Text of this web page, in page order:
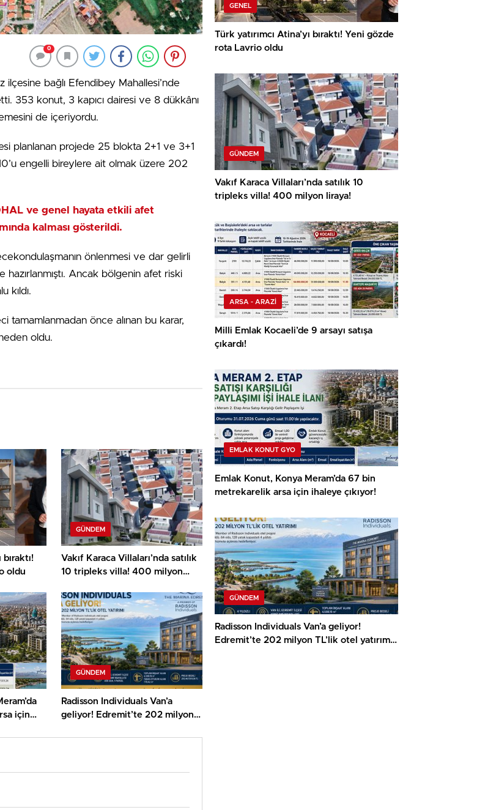
0
ilçesine bağlı Efendibey Mahallesi’nde
353 konut, 3 kapıcı dairesi ve 8 dükkânı
de içeriyordu.
planlanan projede 25 blokta 2+1 ve 3+1
engelli bireylere ait olmak üzere 202
ve genel hayata etkili afet
kalması gösterildi.
önlenmesi ve dar gelirli
Ancak bölgenin afet riski
kıldı.
tamamlanmadan önce alınan bu karar,
oldu.
bıraktı!
oldu
GÜNDEM
Vakıf Karaca Villaları’nda satılık
10 tripleks villa! 400 milyon
için
GÜNDEM
Radisson Individuals Van’a
geliyor! Edremit’te 202 milyon
GENEL
Türk yatırımcı Atina’yı bıraktı! Yeni gözde
rota Lavrio oldu
GÜNDEM
Vakıf Karaca Villaları’nda satılık 10
tripleks villa! 400 milyon liraya!
ARSA - ARAZİ
Milli Emlak Kocaeli’de 9 arsayı satışa
çıkardı!
EMLAK KONUT GYO
Emlak Konut, Konya Meram’da 67 bin
metrekarelik arsa için ihaleye çıkıyor!
GÜNDEM
Radisson Individuals Van’a geliyor!
Edremit’te 202 milyon TL’lik otel yatırımı